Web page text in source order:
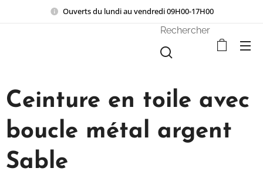
Ouverts du lundi au vendredi 09H00-17H00
Rechercher
Ceinture en toile avec
boucle métal argent
Sable